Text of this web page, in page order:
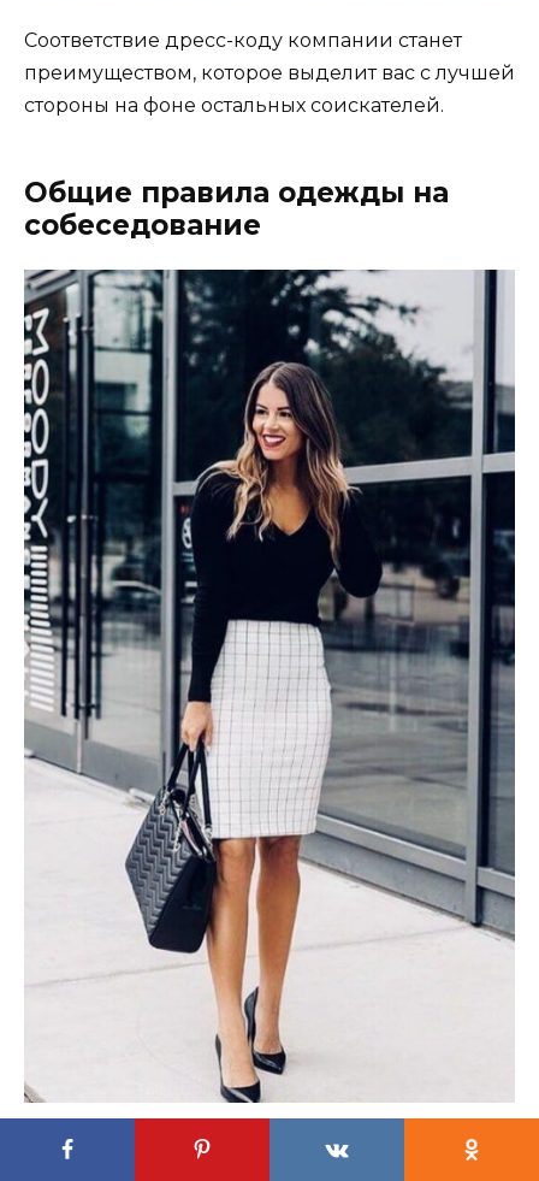
Соответствие дресс-коду компании станет
преимуществом, которое выделит вас с лучшей
стороны на фоне остальных соискателей.
Общие правила одежды на
собеседование
На интервью с работодателем вы презентуете